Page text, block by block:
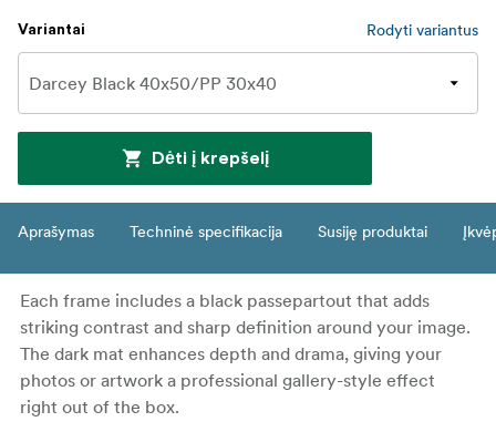
Variantai Rodyti variantus
Dėti į krepšelį
Aprašymas Techninė specifikacija Susiję produktai
Each frame includes a black passepartout that adds
striking contrast and sharp definition around your image.
The dark mat enhances depth and drama, giving your
photos or artwork a professional gallery-style effect
right out of the box.